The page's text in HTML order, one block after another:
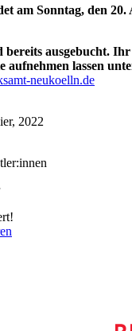
am Sonntag, den 20.
bereits ausgebucht.
aufnehmen lassen
neukoelln.de
2022